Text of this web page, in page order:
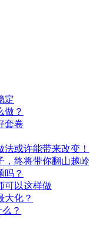
定
做？
套卷
或许能带来改变！
，终将带你翻山越岭
吗？
可以这样做
大化？
？